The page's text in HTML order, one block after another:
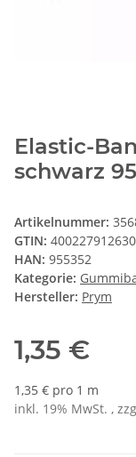
Elastic-
schwarz
Artikelnummer:
GTIN:
HAN: 955352
Kategorie:
Hersteller: Prym
1,35 €
1,35 € pro 1 m
inkl. 19% MwSt. ,